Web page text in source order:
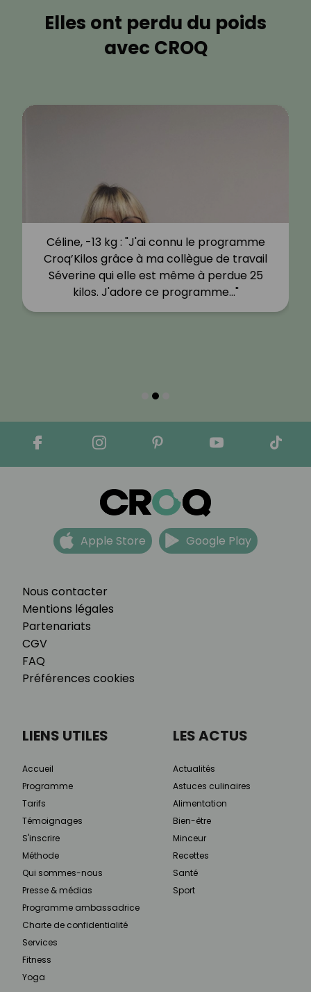
Elles ont perdu du poids
avec CROQ
Céline, -13 kg : "J'ai connu le programme
Croq’Kilos grâce à ma collègue de travail
Séverine qui elle est même à perdue 25
kilos. J'adore ce programme…"
Nous contacter
Mentions légales
Partenariats
CGV
FAQ
Préférences cookies
Apple Store Google Play
LIENS UTILES
Accueil
Programme
Tarifs
Témoignages
S'inscrire
Méthode
Qui sommes-nous
Presse & médias
Programme ambassadrice
Charte de confidentialité
Services
Fitness
Yoga
LES ACTUS
Actualités
Astuces culinaires
Alimentation
Bien-être
Minceur
Recettes
Santé
Sport